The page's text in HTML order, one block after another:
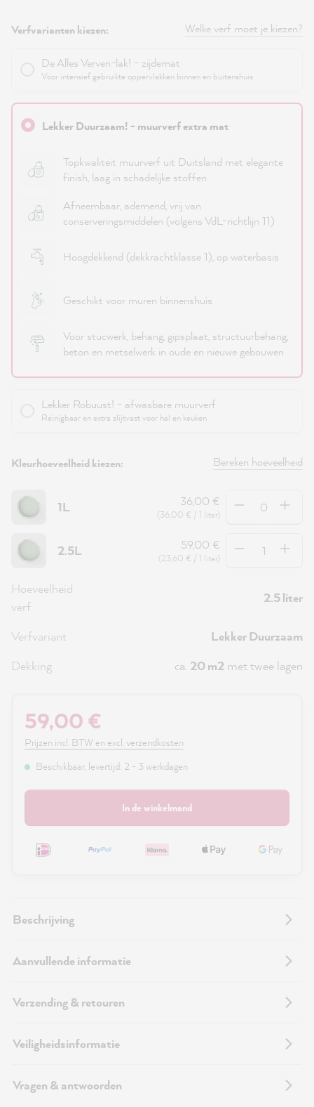
Verfvarianten kiezen: Welke verf moet je kiezen?
De Alles Verven-lak! - zijdemat
Voor intensief gebruikte oppervlakken binnen en buitenshuis
Lekker Duurzaam! - muurverf extra mat
Topkwaliteit muurverf uit Duitsland met elegante
finish, laag in schadelijke stoffen
Afneembaar, ademend, vrij van
conserveringsmiddelen (volgens VdL-richtlijn 11)
Hoogdekkend (dekkrachtklasse 1), op waterbasis
Geschikt voor muren binnenshuis
Voor stucwerk, behang, gipsplaat, structuurbehang,
beton en metselwerk in oude en nieuwe gebouwen
Lekker Robuust! - afwasbare muurverf
Reinigbaar en extra slijtvast voor hal en keuken
Kleurhoeveelheid kiezen: Bereken hoeveelheid
1L 36,00 €
(36,00 € / 1 liter)
Hoeveelheid
2.5L 59,00 €
(23,60 € / 1 liter)
Hoeveelheid
Hoeveelheid
verf
2.5 liter
Verfvariant
Lekker Duurzaam
Dekking
ca. 20 m2 met twee lagen
59,00 €
Prijzen incl. BTW en excl. verzendkosten
Beschikbaar, levertijd: 2 - 3 werkdagen
In de winkelmand
Beschrijving
Aanvullende informatie
Verzending & retouren
Veiligheidsinformatie
Vragen & antwoorden